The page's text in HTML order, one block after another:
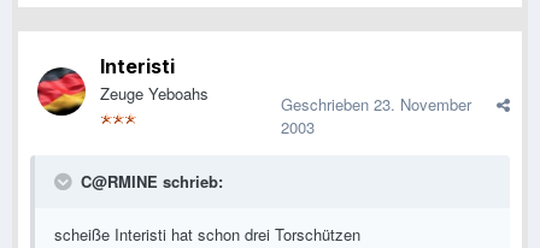
Interisti
Zeuge Yeboahs Geschrieben 23. November
2003
C@RMINE schrieb:
scheiße Interisti hat schon drei Torschützen